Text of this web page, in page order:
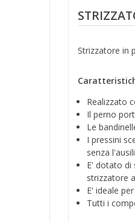
Strizzatore in
Realizzato
Il perno
Le
I pressini
senza
E' dotato di
strizzatore
E' ideale
Tutti i